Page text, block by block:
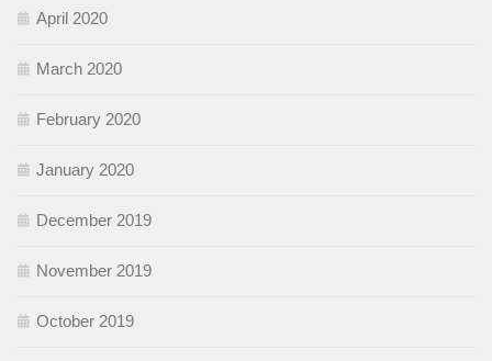
April 2020
March 2020
February 2020
January 2020
December 2019
November 2019
October 2019